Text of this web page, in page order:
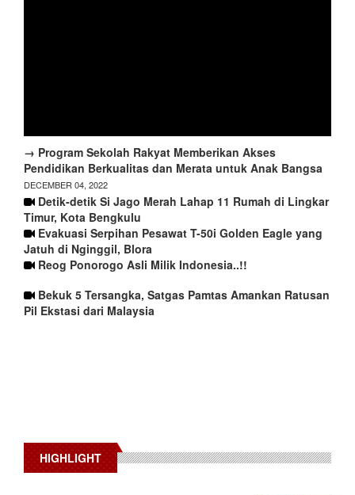
→ Program Sekolah Rakyat Memberikan Akses
Pendidikan Berkualitas dan Merata untuk Anak Bangsa
DECEMBER 04, 2022
Detik-detik Si Jago Merah Lahap 11 Rumah di Lingkar
Timur, Kota Bengkulu
Evakuasi Serpihan Pesawat T-50i Golden Eagle yang
Jatuh di Nginggil, Blora
Reog Ponorogo Asli Milik Indonesia..!!
Bekuk 5 Tersangka, Satgas Pamtas Amankan Ratusan
Pil Ekstasi dari Malaysia
HIGHLIGHT